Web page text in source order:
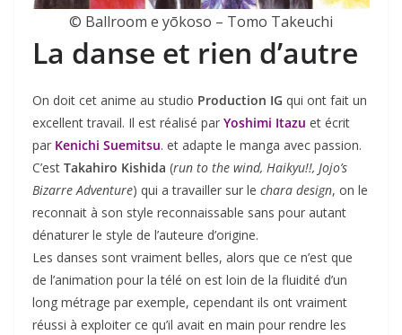
© Ballroom e yōkoso – Tomo Takeuchi
La danse et rien d’autre
On doit cet anime au studio Production IG qui ont fait un
excellent travail. Il est réalisé par Yoshimi Itazu et écrit
par Kenichi Suemitsu. et adapte le manga avec passion.
C’est Takahiro Kishida (run to the wind, Haikyu!!, Jojo’s
Bizarre Adventure) qui a travailler sur le chara design, on le
reconnait à son style reconnaissable sans pour autant
dénaturer le style de l’auteure d’origine.
Les danses sont vraiment belles, alors que ce n’est que
de l’animation pour la télé on est loin de la fluidité d’un
long métrage par exemple, cependant ils ont vraiment
réussi à exploiter ce qu’il avait en main pour rendre les